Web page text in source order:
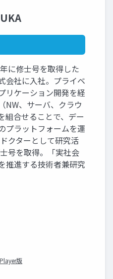
に修士号を取得した
会社に入社。プライベ
リケーション開発を経
NW、サーバ、クラウ
組合せることで、デー
プラットフォームを運
クターとして研究活
号を取得。「実社会
推進する技術者兼研究
版